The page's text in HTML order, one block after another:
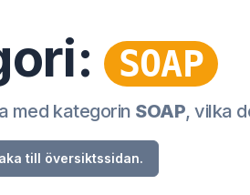
SOAP
med kategorin SOAP, vilka
till översiktssidan.